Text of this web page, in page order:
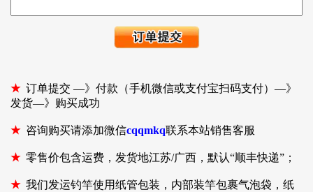
★订单提交 —》付款（手机微信或支付宝扫码支付）—》
发货—》购买成功
★咨询购买请添加微信cqqmkq联系本站销售客服
★零售价包含运费，发货地江苏/广西，默认“顺丰快递”；
★我们发运钓竿使用纸管包装，内部装竿包裹气泡袋，纸